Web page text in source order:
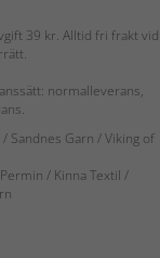
39 kr. Alltid fri frakt vid
normalleverans,
Sandnes Garn / Viking of
/ Kinna Textil /